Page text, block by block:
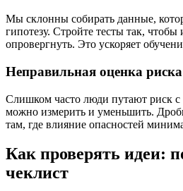
Мы склонны собирать данные,
гипотезу. Стройте тесты так,
опровергнуть. Это ускоряет
Неправильная оценка риска
Слишком часто люди путают риск с
можно измерить и уменьшить.
там, где влияние опасностей
Как проверять идеи:
чеклист